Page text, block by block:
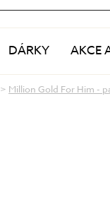
DÁRKY AKCE
> Million Gold For Him -